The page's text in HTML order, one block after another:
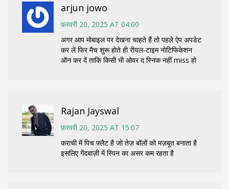
arjun jowo
फ़रवरी 20, 2025 AT 04:00
अगर आप मोबाइल पर देखना चाहते हैं तो पहले ऐप अपडेट
कर लें फिर मैच शुरू होते ही रीयल‑टाइम नोटिफिकेशन
ऑन कर दें ताकि किसी भी ओवर द स्निक नहीं miss हो
Rajan Jayswal
फ़रवरी 20, 2025 AT 15:07
कराची में पिच फ़्लैट है जो तेज़ बॉलों को मज़बूत बनाता है
इसलिए गेंदबाज़ी में स्पिन का असर कम रहता है